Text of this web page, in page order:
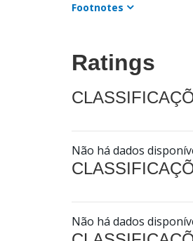
Footnotes
Ratings
Não há dados
Não há dados